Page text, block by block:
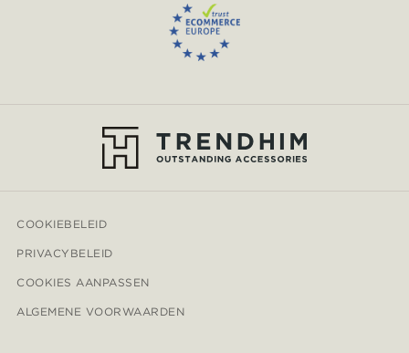
COOKIEBELEID
PRIVACYBELEID
COOKIES AANPASSEN
ALGEMENE VOORWAARDEN